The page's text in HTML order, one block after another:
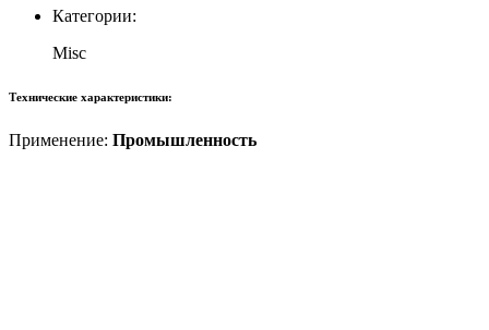
Категории:
Misc
Технические характеристики:
Применение: Промышленность